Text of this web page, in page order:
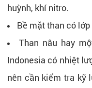
huỳnh, khí nitro.
Bề mặt than có
Than nâu hay
Indonesia có nhiệt
nên cần kiểm tra kỹ